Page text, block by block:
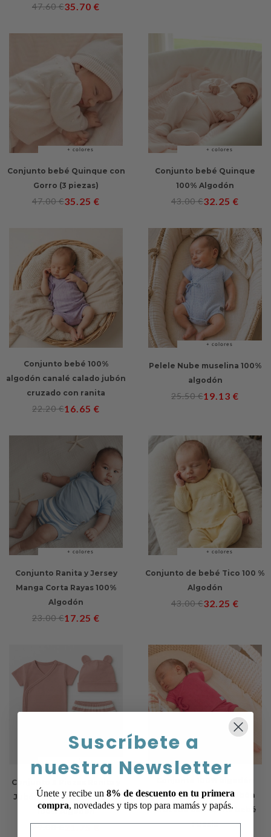
47.60€35.70 €
+ colores
Conjunto bebé Quinque con
Gorro (3 piezas)
47.00€35.25 €
+ colores
Conjunto bebé Quinque
100% Algodón
43.00€32.25 €
Conjunto bebé 100%
algodón canalé calado jubón
cruzado con ranita
22.20€16.65 €
+ colores
Pelele Nube muselina 100%
algodón
25.50€19.13 €
+ colores
Conjunto Ranita y Jersey
Manga Corta Rayas 100%
Algodón
23.00€17.25 €
+ colores
Conjunto de bebé Tico 100 %
Algodón
43.00€32.25 €
+ colores
Conjunto 3 Piezas Ranita y
Jubón Manga Corta Rayas
100% Algodón
29.00€21.75€
calado corazones jubón
cruzado con ranita bebé
Fucsia
Suscríbete a
nuestra Newsletter
Únete y recibe un 8% de descuento en tu primera
compra, novedades y tips top para mamás y papás.